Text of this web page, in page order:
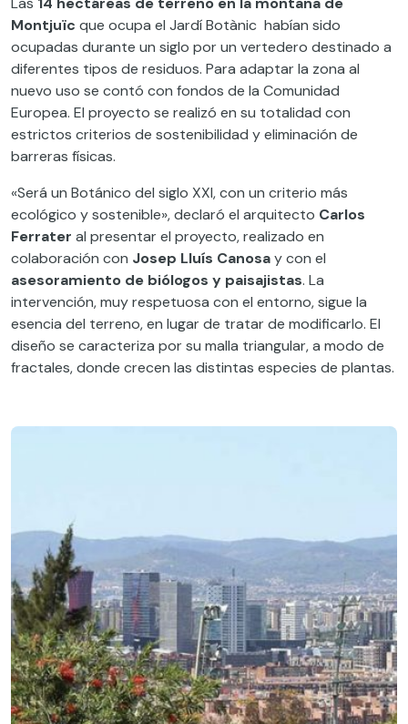
Montjuïc que ocupa el Jardí Botànic habían sido
ocupadas durante un siglo por un vertedero destinado a
diferentes tipos de residuos. Para adaptar la zona al
nuevo uso se contó con fondos de la Comunidad
Europea. El proyecto se realizó en su totalidad con
estrictos criterios de sostenibilidad y eliminación de
barreras físicas.
«Será un Botánico del siglo XXI, con un criterio más
ecológico y sostenible», declaró el arquitecto Carlos
Ferrater al presentar el proyecto, realizado en
colaboración con Josep Lluís Canosay con el
asesoramiento de biólogos y paisajistas. La
intervención, muy respetuosa con el entorno, sigue la
esencia del terreno, en lugar de tratar de modificarlo. El
diseño se caracteriza por su malla triangular, a modo de
fractales, donde crecen las distintas especies de plantas.